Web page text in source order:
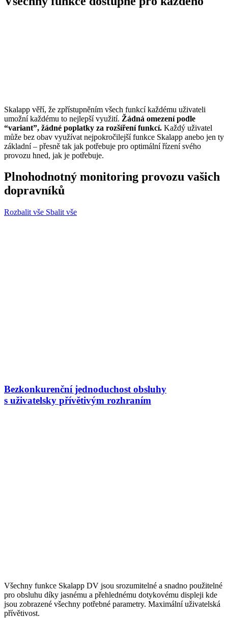
Skalapp věří, že zpřístupněním všech funkcí každému uživateli
umožní každému to nejlepší využití. Žádná omezení podle
“variant”, žádné poplatky za rozšíření funkcí. Každý uživatel
může bez obav využívat nejpokročilejší funkce Skalapp anebo jen ty
základní – přesně tak jak potřebuje pro optimální řízení svého
provozu hned, jak je potřebuje.
Plnohodnotný monitoring provozu vašich
dopravníků
Rozbalit vše Sbalit vše
Bezkonkurenční jednoduchost obsluhy
s uživatelsky přívětivým rozhraním
Všechny funkce Skalapp DV jsou srozumitelné a snadno použitelné
pro obsluhu díky jasnému a přehlednému dotykovému displeji kde
jsou zobrazené všechny potřebné parametry. Maximální uživatelská
přívětivost.